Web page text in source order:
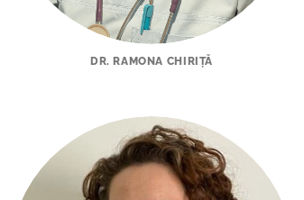
DR. RAMONA CHIRIŢĂ